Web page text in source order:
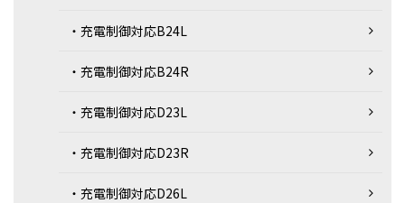
・充電制御対応B24L
・充電制御対応B24R
・充電制御対応D23L
・充電制御対応D23R
・充電制御対応D26L